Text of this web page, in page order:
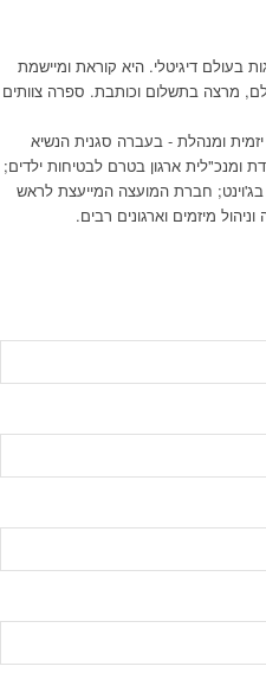
בעולם דיגיטלי. היא קוראת ומיישמת
מרצה בתשלום וכותבת. ספרה צוותים
ומנהלת - בעברה סגנית הנשיא
ומנכ"לית ארגון בטרם לבטיחות ילדים;
בג'וינט; חברת המועצה המייעצת לראש
מיזמים וארגונים רבים.